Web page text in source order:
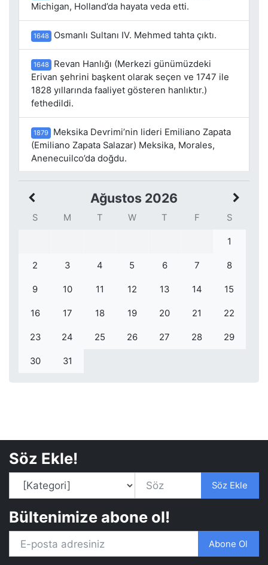
Michigan, Holland’da hayata veda etti.
1648 Osmanlı Sultanı IV. Mehmed tahta çıktı.
1648
Revan Hanlığı (Merkezi günümüzdeki
Erivan şehrini başkent olarak seçen ve 1747 ile
1828 yıllarında faaliyet gösteren hanlıktır.)
fethedildi.
1879
Meksika Devrimi’nin lideri Emiliano Zapata
(Emiliano Zapata Salazar) Meksika, Morales,
Anenecuilco’da doğdu.
Ağustos 2026
S M T W T F S
1
2 3 4 5 6 7 8
9 10 11 12 13 14 15
16 17 18 19 20 21 22
23 24 25 26 27 28 29
30 31
Söz Ekle!
Söz Ekle
Bültenimize abone ol!
Abone Ol